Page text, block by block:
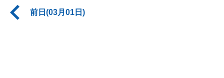
前日(03月01日)